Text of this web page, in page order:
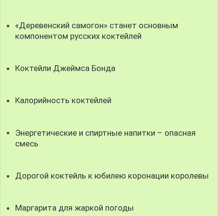
«Деревенский самогон» станет основным
компонентом русских коктейлей
Коктейли Джеймса Бонда
Калорийность коктейлей
Энергетические и спиртные напитки – опасная
смесь
Дорогой коктейль к юбилею коронации королевы
Маргарита для жаркой погоды